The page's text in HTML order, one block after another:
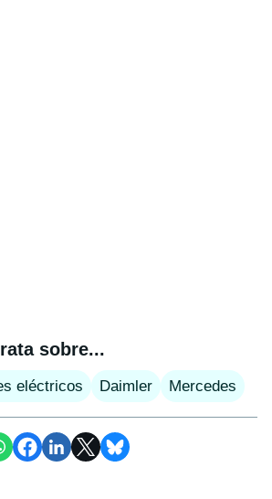
sobre...
eléctricos Daimler Mercedes